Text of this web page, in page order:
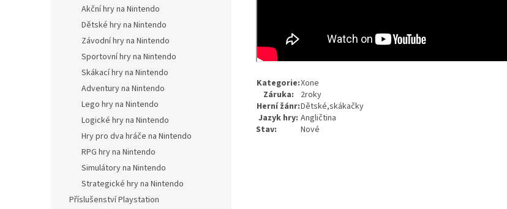
Akční hry na Nintendo
Dětské hry na Nintendo
Závodní hry na Nintendo
Sportovní hry na Nintendo
Skákací hry na Nintendo
Adventury na Nintendo
Lego hry na Nintendo
Logické hry na Nintendo
Hry pro dva hráče na Nintendo
RPG hry na Nintendo
Simulátory na Nintendo
Strategické hry na Nintendo
Příslušenství Playstation
Kategorie:Xone
Záruka:
2roky
Herní žánr:Dětské,skákačky
Jazyk hry: Angličtina
Stav: Nové